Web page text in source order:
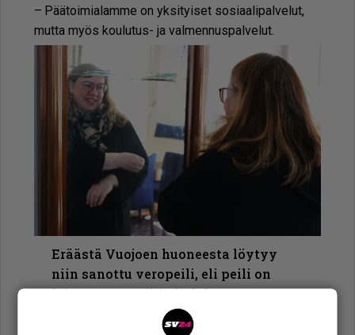
– Pää­toi­mi­a­lam­me on yk­si­tyi­set so­si­aa­li­pal­ve­lut,
mut­ta myös kou­lu­tus- ja val­men­nus­pal­ve­lut.
Eräästä Vuojoen huoneesta löytyy
niin sanottu veropeili, eli peili on
laitettu raameihin kahdessa osassa.
Kuva: Ari Anteroinen